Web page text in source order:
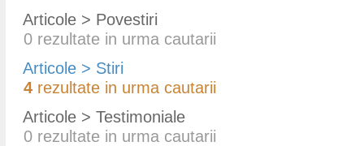
Articole > Povestiri
0 rezultate in urma cautarii
Articole > Stiri
4 rezultate in urma cautarii
Articole > Testimoniale
0 rezultate in urma cautarii